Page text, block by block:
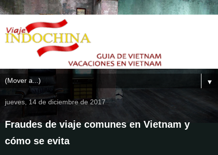
▼
jueves, 14 de diciembre de 2017
Fraudes de viaje comunes en Vietnam y
cómo se evita